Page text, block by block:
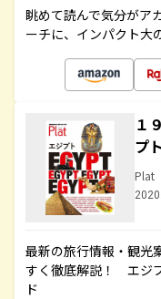
眺めて読んで気分がア
ーチに、インパクト大
１
プト
Plat
最新の旅行情報・観光
すく徹底解説！ エジ
ド